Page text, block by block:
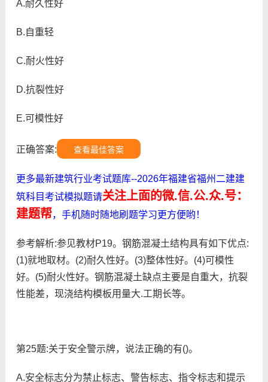
A.耐久性好
B.自重轻
C.耐火性好
D.抗裂性好
E.可模性好
正确答案: 查看最佳答案
更多最新建筑行业考试题库--2026年福建省福州二建建
筑科目考试模拟题请关注上面的微.信.公.众.号：
建题帮，手机随时随地刷题学习更方便哟！
参考解析:参见教材P19。钢筋混凝土结构具有如下优点:
(1)就地取材。(2)耐久性好。(3)整体性好。(4)可模性
好。(5)耐火性好。钢筋混凝土缺点主要是自重大，抗裂
性能差，现浇结构模板用量大.工期长等。
第25题:关于安全警示牌，说法正确的有()。
A.安全标志分为禁止标志、警告标志、指令标志和提示